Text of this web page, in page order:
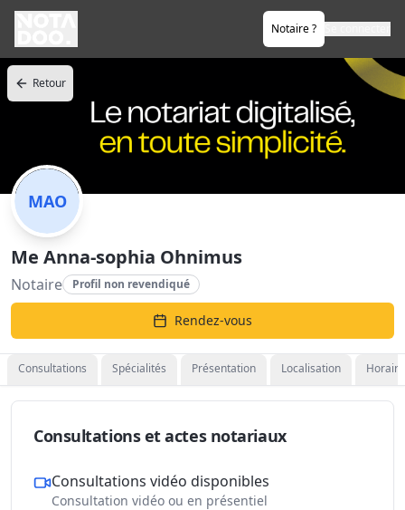
Notaire ?
Retour
MAO
Me Anna-sophia Ohnimus
Notaire Profil non revendiqué
Rendez-vous
Consultations Spécialités Présentation Localisation
Consultations et actes notariaux
Consultations vidéo disponibles
Consultation vidéo ou en présentiel